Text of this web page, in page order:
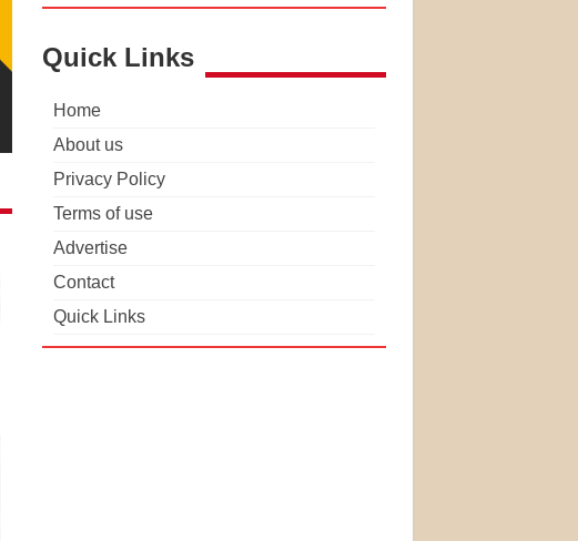
Quick Links
Home
About us
Privacy Policy
Terms of use
Advertise
Contact
Quick Links